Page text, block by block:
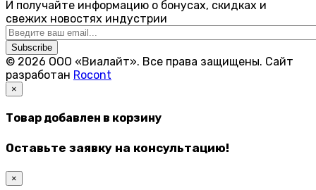
И получайте информацию о бонусах, скидках и
свежих новостях индустрии
Subscribe
© 2026 ООО «Виалайт». Все права защищены. Cайт
разработан Rocont
×
Товар добавлен в корзину
Оставьте заявку на консультацию!
×